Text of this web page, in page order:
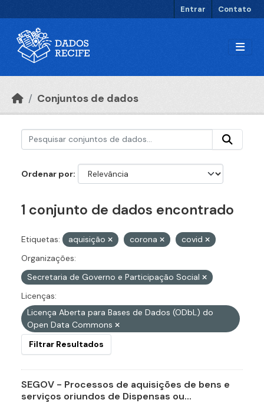
Entrar Contato
Conjuntos de dados
Ordenar por
1 conjunto de dados encontrado
Etiquetas: aquisição corona
covid
Organizações:
Secretaria de Governo e Participação Social
Licenças:
Licença Aberta para Bases de Dados (ODbL) do
Open Data Commons
Filtrar Resultados
SEGOV - Processos de aquisições de bens e
serviços oriundos de Dispensas ou...